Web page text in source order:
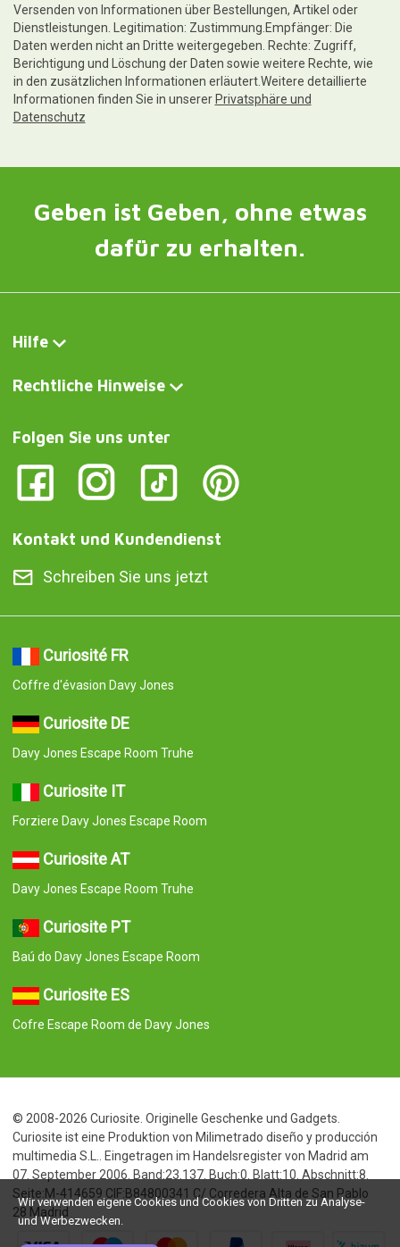
Versenden von Informationen über Bestellungen, Artikel oder
Dienstleistungen. Legitimation: Zustimmung.Empfänger: Die
Daten werden nicht an Dritte weitergegeben. Rechte: Zugriff,
Berichtigung und Löschung der Daten sowie weitere Rechte, wie
in den zusätzlichen Informationen erläutert.Weitere detaillierte
Informationen finden Sie in unserer Privatsphäre und
Datenschutz
Geben ist Geben, ohne etwas
dafür zu erhalten.
Hilfe
Rechtliche Hinweise
Folgen Sie uns unter
Kontakt und Kundendienst
Schreiben Sie uns jetzt
Curiosité FR
Coffre d'évasion Davy Jones
Curiosite DE
Davy Jones Escape Room Truhe
Curiosite IT
Forziere Davy Jones Escape Room
Curiosite AT
Davy Jones Escape Room Truhe
Curiosite PT
Baú do Davy Jones Escape Room
Curiosite ES
Cofre Escape Room de Davy Jones
© 2008-2026 Curiosite. Originelle Geschenke und Gadgets.
Curiosite ist eine Produktion von Milimetrado diseño y producción
multimedia S.L.. Eingetragen im Handelsregister von Madrid am
07. September 2006. Band:23.137. Buch:0. Blatt:10. Abschnitt:8.
Seite:M-414659 CIF:B84800341 C/ Corredera Alta de San Pablo
28 Madrid
Wir verwenden eigene Cookies und Cookies von Dritten zu Analyse-
und Werbezwecken.